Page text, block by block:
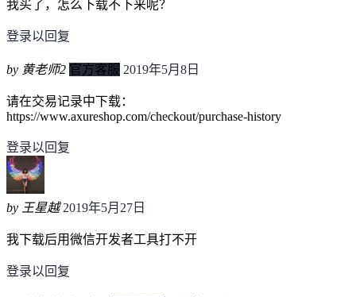
我买了，怎么下载不下来呢？
登录以回复
by 黄老师2 官方客服 2019年5月8日
请在交易记录中下载：
https://www.axureshop.com/checkout/purchase-history
登录以回复
by 王星越 2019年5月27日
我下载后用微信开发者工具打不开
登录以回复